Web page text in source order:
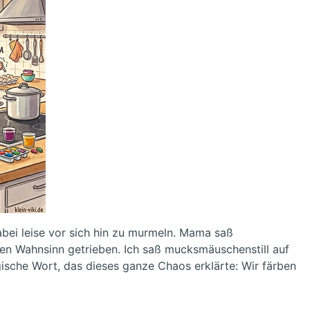
leise vor sich hin zu murmeln. Mama saß
Wahnsinn getrieben. Ich saß mucksmäuschenstill auf
Wort, das dieses ganze Chaos erklärte: Wir färben